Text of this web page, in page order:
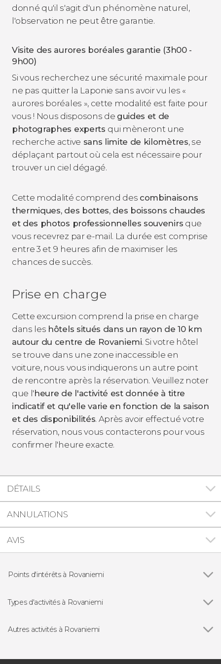
donné qu'il s'agit d'un phénomène naturel,
l'observation ne peut être garantie.
Visite des aurores boréales garantie (3h00 -
9h00)
Si vous recherchez une sécurité maximale pour
ne pas quitter la Laponie sans avoir vu les «
aurores boréales », cette modalité est faite pour
vous ! Nous disposons de guides et de
photographes experts qui mèneront une
recherche active sans limite de kilomètres, se
déplaçant partout où cela est nécessaire pour
trouver un ciel dégagé.
Cette modalité comprend des combinaisons
thermiques, des bottes, des boissons chaudes
et des photos professionnelles souvenirs que
vous recevrez par e-mail. La durée est comprise
entre 3 et 9 heures afin de maximiser les
chances de succès.
Prise en charge
Cette excursion comprend la prise en charge
dans les hôtels situés dans un rayon de 10 km
autour du centre de Rovaniemi. Si votre hôtel
se trouve dans une zone inaccessible en
voiture, nous vous indiquerons un autre point
de rencontre après la réservation. Veuillez noter
que l'heure de l'activité est donnée à titre
indicatif et qu'elle varie en fonction de la saison
et des disponibilités. Après avoir effectué votre
réservation, nous vous contacterons pour vous
confirmer l'heure exacte.
DÉTAILS
ANNULATIONS
AVIS
Points d'intérêts à Rovaniemi
Types d'activités à Rovaniemi
Balade en traîneau à Rovaniemi
Autres activités à Rovaniemi
boréale